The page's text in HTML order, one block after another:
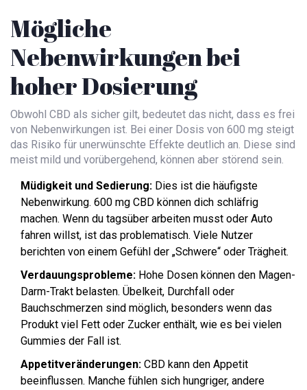
Mögliche
Nebenwirkungen bei
hoher Dosierung
Obwohl CBD als sicher gilt, bedeutet das nicht, dass es frei
von Nebenwirkungen ist. Bei einer Dosis von 600 mg steigt
das Risiko für unerwünschte Effekte deutlich an. Diese sind
meist mild und vorübergehend, können aber störend sein.
Müdigkeit und Sedierung: Dies ist die häufigste
Nebenwirkung. 600 mg CBD können dich schläfrig
machen. Wenn du tagsüber arbeiten musst oder Auto
fahren willst, ist das problematisch. Viele Nutzer
berichten von einem Gefühl der „Schwere“ oder Trägheit.
Verdauungsprobleme: Hohe Dosen können den Magen-
Darm-Trakt belasten. Übelkeit, Durchfall oder
Bauchschmerzen sind möglich, besonders wenn das
Produkt viel Fett oder Zucker enthält, wie es bei vielen
Gummies der Fall ist.
Appetitveränderungen: CBD kann den Appetit
beeinflussen. Manche fühlen sich hungriger, andere